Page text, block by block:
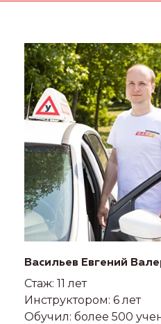
Васильев Евгений
Стаж: 11 лет
Инструктором: 6 лет
Обучил: более 500